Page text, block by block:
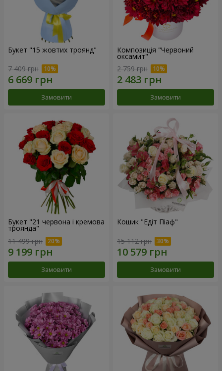
Букет "15 жовтих троянд"
7 409 грн
Замовити
Композиція "Червоний
оксамит"
2 759 грн
Замовити
Букет "21 червона і кремова
троянда"
11 499 грн
Замовити
Кошик "Едіт Піаф"
15 112 грн
Замовити